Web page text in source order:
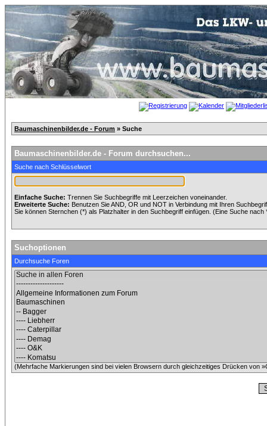
Baumaschinenbilder.de - Forum » Suche
Baumaschinenbilder.de - Forum durchsuchen...
Suche nach Schlüsselwort
Einfache Suche: Trennen Sie Suchbegriffe mit Leerzeichen voneinander.
Erweiterte Suche: Benutzen Sie AND, OR und NOT in Verbindung mit Ihren
Sie können Sternchen (*) als Platzhalter in den Suchbegriff einfügen. (Eine Suche
Suchoptionen
Durchsuche Foren
(Mehrfache Markierungen sind bei vielen Browsern durch gleichzeitiges Drücken von